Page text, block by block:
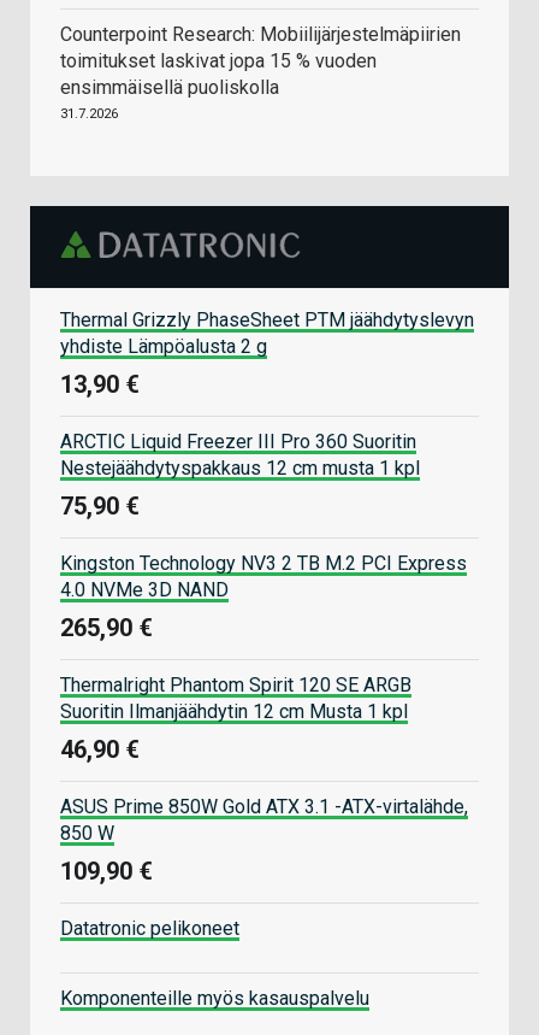
Counterpoint Research: Mobiilijärjestelmäpiirien
toimitukset laskivat jopa 15 % vuoden
ensimmäisellä puoliskolla
31.7.2026
Thermal Grizzly PhaseSheet PTM jäähdytyslevyn
yhdiste Lämpöalusta 2 g
13,90 €
ARCTIC Liquid Freezer III Pro 360 Suoritin
Nestejäähdytyspakkaus 12 cm musta 1 kpl
75,90 €
Kingston Technology NV3 2 TB M.2 PCI Express
4.0 NVMe 3D NAND
265,90 €
Thermalright Phantom Spirit 120 SE ARGB
Suoritin Ilmanjäähdytin 12 cm Musta 1 kpl
46,90 €
ASUS Prime 850W Gold ATX 3.1 -ATX-virtalähde,
850 W
109,90 €
Datatronic pelikoneet
Komponenteille myös kasauspalvelu